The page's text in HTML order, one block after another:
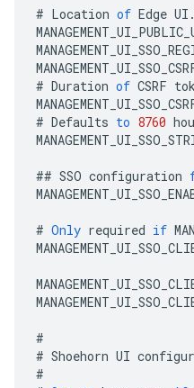
# Location of Edge UI .
# Duration of CSRF
# Defaults to 8760
## SSO configuration
# Only required if
#
# Shoehorn UI
#